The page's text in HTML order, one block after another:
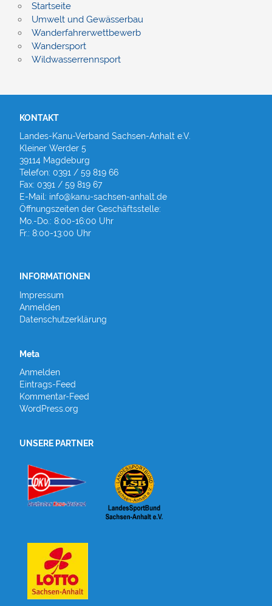
Startseite
Umwelt und Gewässerbau
Wanderfahrerwettbewerb
Wandersport
Wildwasserrennsport
KONTAKT
Landes-Kanu-Verband Sachsen-Anhalt e.V.
Kleiner Werder 5
39114 Magdeburg
Telefon: 0391 / 59 819 66
Fax: 0391 / 59 819 67
E-Mail: info@kanu-sachsen-anhalt.de
Öffnungszeiten der Geschäftsstelle:
Mo.-Do.: 8:00-16:00 Uhr
Fr.: 8:00-13:00 Uhr
INFORMATIONEN
Impressum
Anmelden
Datenschutzerklärung
Meta
Anmelden
Eintrags-Feed
Kommentar-Feed
WordPress.org
UNSERE PARTNER